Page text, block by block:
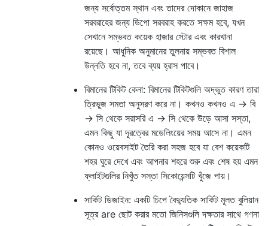
জন্য সর্বোত্তম স্থান এবং তাদের দোকানে জাহাজ
সরবরাহের জন্য ডিপো সরবরাহ করতে সক্ষম হবে, যখন
সেখানে সম্ভবত কয়েক হাজার স্টোর এবং কারখানা
রয়েছে। আধুনিক অনুমানের তুলনায় সম্ভবত বিশাল
উন্নতি হবে না, তবে ব্যয় হ্রাস পাবে।
বিমানের টিকিট কেনা: বিমানের টিকিটগুলি অদ্ভুত কারণ তারা
ত্রিভুজ সমতা অনুসরণ করে না। কখনও কখনও এ -> বি
-> সি থেকে সরাসরি এ -> সি থেকে উড়ে আসা সস্তা,
এমন কিছু যা দূরত্বের মডেলিংয়ের সময় আসে না। এমন
কোনও ওয়েবসাইট তৈরি করা সহজ হবে যা বেশ কয়েকটি
শহর ঘুরে দেখে এবং আপনার শহরে শুরু এবং শেষ হয় এমন
ফ্লাইটগুলির নিখুঁত সস্তা সিকোয়েন্সটি খুঁজে পায়।
সার্কিট ডিজাইন: একটি চিপে বৈদ্যুতিক সার্কিট মূলত বুলিয়ান
সূত্র are ছোট করার মতো জিনিসগুলি দক্ষতার সাথে গণনা